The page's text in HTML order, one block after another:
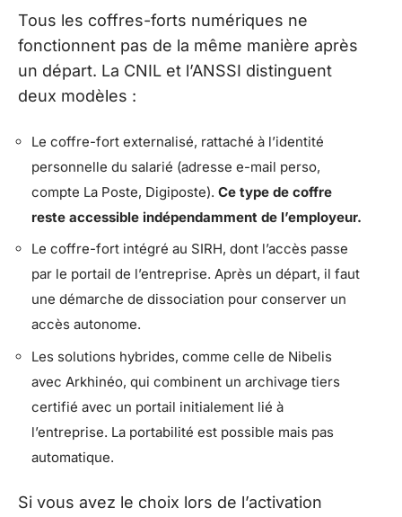
Tous les coffres-forts numériques ne
fonctionnent pas de la même manière après
un départ. La CNIL et l’ANSSI distinguent
deux modèles :
Le coffre-fort externalisé, rattaché à l’identité
personnelle du salarié (adresse e-mail perso,
compte La Poste, Digiposte). Ce type de coffre
reste accessible indépendamment de l’employeur.
Le coffre-fort intégré au SIRH, dont l’accès passe
par le portail de l’entreprise. Après un départ, il faut
une démarche de dissociation pour conserver un
accès autonome.
Les solutions hybrides, comme celle de Nibelis
avec Arkhinéo, qui combinent un archivage tiers
certifié avec un portail initialement lié à
l’entreprise. La portabilité est possible mais pas
automatique.
Si vous avez le choix lors de l’activation